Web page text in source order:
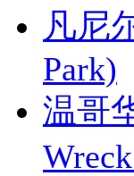
凡尼
Park)
温哥